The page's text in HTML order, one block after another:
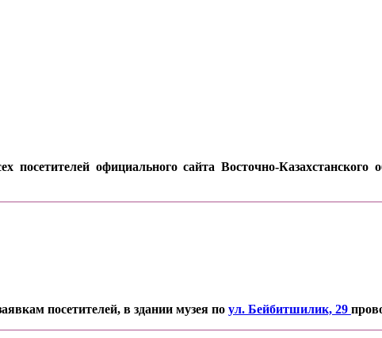
официального сайта Восточно-Казахстанского
посетителей, в здании музея по ул. Бейбитшилик, 29